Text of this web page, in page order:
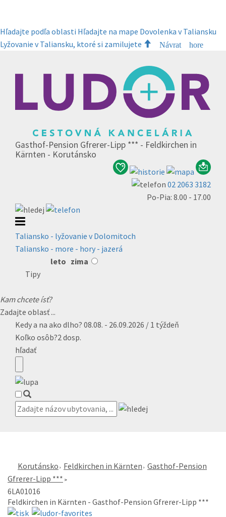
Hľadajte podľa oblasti Hľadajte na mape Dovolenka v Taliansku
Lyžovanie v Taliansku, ktoré si zamilujete
Návrat hore
Gasthof-Pension Gfrerer-Lipp *** - Feldkirchen in
Kärnten - Korutánsko
02 2063 3182
Po-Pia: 8.00 - 17.00
Taliansko - lyžovanie v Dolomitoch
Taliansko - more - hory - jazerá
leto zima
Tipy
Kam chcete ísť?
Zadajte oblasť ...
Kedy a na ako dlho? 08.08. - 26.09.2026 / 1 týždeň
Koľko osôb?2 dosp.
hľadať
Korutánsko Feldkirchen in Kärnten Gasthof-Pension
Gfrerer-Lipp ***
6LA01016
Feldkirchen in Kärnten - Gasthof-Pension Gfrerer-Lipp ***